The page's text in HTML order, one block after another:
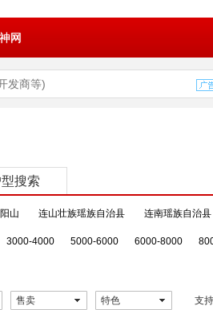
网
型搜索
阳山 连山壮族瑶族自治县 连南瑶族自治县
3000-4000 5000-6000 6000-8000
售卖 特色 支